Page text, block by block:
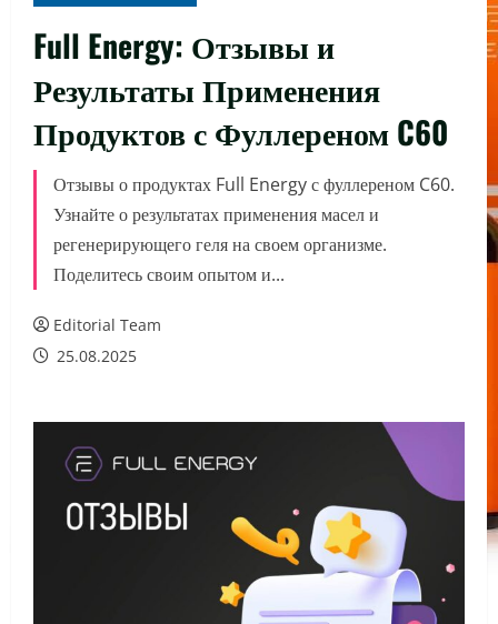
Full Energy: Отзывы и
Результаты Применения
Продуктов с Фуллереном C60
Отзывы о продуктах Full Energy с фуллереном C60.
Узнайте о результатах применения масел и
регенерирующего геля на своем организме.
Поделитесь своим опытом и...
Editorial Team
25.08.2025